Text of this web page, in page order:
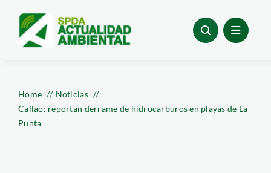
content
Home
Noticias
Callao: reportan derrame de hidrocarburos en playas de La
Punta